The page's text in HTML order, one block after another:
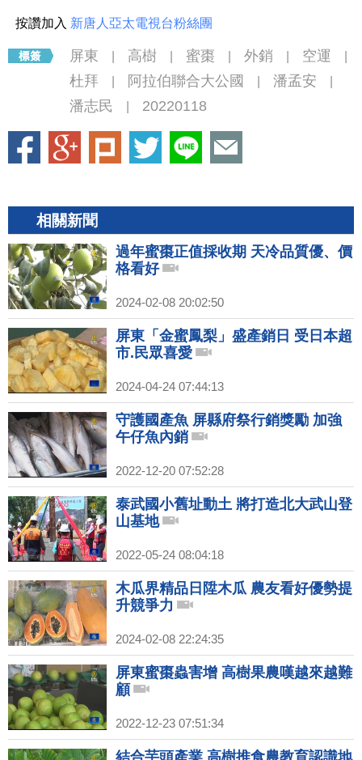
按讚加入 新唐人亞太電視台粉絲團
屏東 高樹 蜜棗 外銷 空運
杜拜 阿拉伯聯合大公國 潘孟安
潘志民 20220118
相關新聞
過年蜜棗正值採收期 天冷品質優、價
格看好
2024-02-08 20:02:50
屏東「金蜜鳳梨」盛產銷日 受日本超
市.民眾喜愛
2024-04-24 07:44:13
守護國產魚 屏縣府祭行銷獎勵 加強
午仔魚內銷
2022-12-20 07:52:28
泰武國小舊址動土 將打造北大武山登
山基地
2022-05-24 08:04:18
木瓜界精品日陞木瓜 農友看好優勢提
升競爭力
2024-02-08 22:24:35
屏東蜜棗蟲害增 高樹果農嘆越來越難
顧
2022-12-23 07:51:34
結合芋頭產業 高樹推食農教育認識地